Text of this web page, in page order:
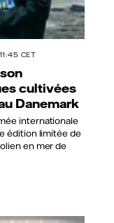
CET
cultivées
Danemark
internationale
édition limitée de
en mer de